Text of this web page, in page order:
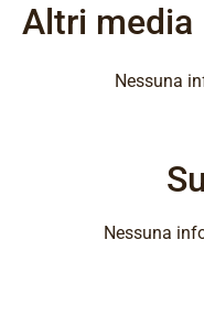
Altri media
Nessuna
Nessuna